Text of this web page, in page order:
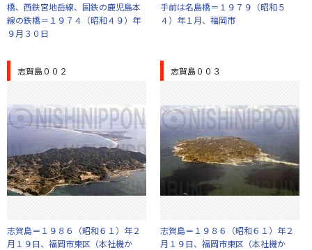
橋、西鉄宮地岳線、国鉄の鹿児島本
線の鉄橋＝１９７４（昭和４９）年
９月３０日
手前は名島橋＝１９７９（昭和５
４）年１月、福岡市
志賀島００２
志賀島＝１９８６（昭和６１）年２
月１９日、福岡市東区（本社機か
志賀島００３
志賀島＝１９８６（昭和６１）年２
月１９日、福岡市東区（本社機か